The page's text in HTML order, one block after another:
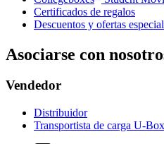
Certificados de regalos
Descuentos y ofertas
Asociarse con
Vendedor
Distribuidor
Transportista de carga U-